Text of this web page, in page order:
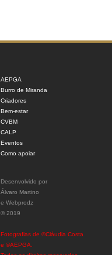
AEPGA
Burro de Miranda
Criadores
Bem-estar
CVBM
CALP
Eventos
Como apoiar
Desenvolvido por
Álvaro Martino
e Webprodz
© 2019
Fotografias de ©Cláudia Costa
e ©AEPGA.